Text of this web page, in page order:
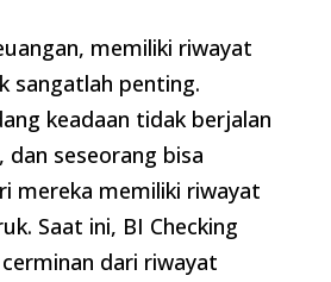
memiliki riwayat
sangatlah penting.
keadaan tidak berjalan
dan seseorang bisa
mereka memiliki riwayat
Saat ini, BI Checking
dari riwayat